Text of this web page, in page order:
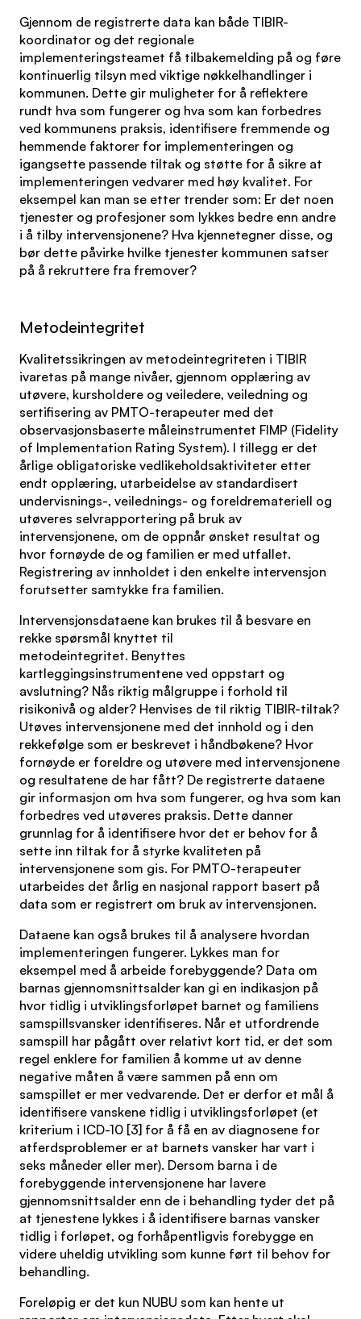
Gjennom de registrerte data kan både TIBIR-
koordinator og det regionale
implementeringsteamet få tilbakemelding på og føre
kontinuerlig tilsyn med viktige nøkkelhandlinger i
kommunen. Dette gir muligheter for å reflektere
rundt hva som fungerer og hva som kan forbedres
ved kommunens praksis, identifisere fremmende og
hemmende faktorer for implementeringen og
igangsette passende tiltak og støtte for å sikre at
implementeringen vedvarer med høy kvalitet. For
eksempel kan man se etter trender som: Er det noen
tjenester og profesjoner som lykkes bedre enn andre
i å tilby intervensjonene? Hva kjennetegner disse, og
bør dette påvirke hvilke tjenester kommunen satser
på å rekruttere fra fremover?
Metodeintegritet
Kvalitetssikringen av metodeintegriteten i TIBIR
ivaretas på mange nivåer, gjennom opplæring av
utøvere, kursholdere og veiledere, veiledning og
sertifisering av PMTO-terapeuter med det
observasjonsbaserte måleinstrumentet FIMP (Fidelity
of Implementation Rating System). I tillegg er det
årlige obligatoriske vedlikeholdsaktiviteter etter
endt opplæring, utarbeidelse av standardisert
undervisnings-, veilednings- og foreldremateriell og
utøveres selvrapportering på bruk av
intervensjonene, om de oppnår ønsket resultat og
hvor fornøyde de og familien er med utfallet.
Registrering av innholdet i den enkelte intervensjon
forutsetter samtykke fra familien.
Intervensjonsdataene kan brukes til å besvare en
rekke spørsmål knyttet til
metodeintegritet. Benyttes
kartleggingsinstrumentene ved oppstart og
avslutning? Nås riktig målgruppe i forhold til
risikonivå og alder? Henvises de til riktig TIBIR-tiltak?
Utøves intervensjonene med det innhold og i den
rekkefølge som er beskrevet i håndbøkene? Hvor
fornøyde er foreldre og utøvere med intervensjonene
og resultatene de har fått? De registrerte dataene
gir informasjon om hva som fungerer, og hva som kan
forbedres ved utøveres praksis. Dette danner
grunnlag for å identifisere hvor det er behov for å
sette inn tiltak for å styrke kvaliteten på
intervensjonene som gis. For PMTO-terapeuter
utarbeides det årlig en nasjonal rapport basert på
data som er registrert om bruk av intervensjonen.
Dataene kan også brukes til å analysere hvordan
implementeringen fungerer. Lykkes man for
eksempel med å arbeide forebyggende? Data om
barnas gjennomsnittsalder kan gi en indikasjon på
hvor tidlig i utviklingsforløpet barnet og familiens
samspillsvansker identifiseres. Når et utfordrende
samspill har pågått over relativt kort tid, er det som
regel enklere for familien å komme ut av denne
negative måten å være sammen på enn om
samspillet er mer vedvarende. Det er derfor et mål å
identifisere vanskene tidlig i utviklingsforløpet (et
kriterium i ICD-10 [3] for å få en av diagnosene for
atferdsproblemer er at barnets vansker har vart i
seks måneder eller mer). Dersom barna i de
forebyggende intervensjonene har lavere
gjennomsnittsalder enn de i behandling tyder det på
at tjenestene lykkes i å identifisere barnas vansker
tidlig i forløpet, og forhåpentligvis forebygge en
videre uheldig utvikling som kunne ført til behov for
behandling.
Foreløpig er det kun NUBU som kan hente ut